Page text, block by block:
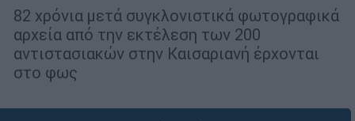
82 χρόνια μετά συγκλονιστικά φωτογραφικά
αρχεία από την εκτέλεση των 200
αντιστασιακών στην Καισαριανή έρχονται
στο φως